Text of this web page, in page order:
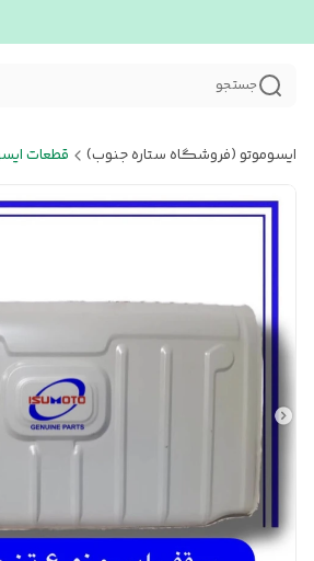
جستجو
ایسوموتو (فروشگاه ستاره جنوب) قطعات